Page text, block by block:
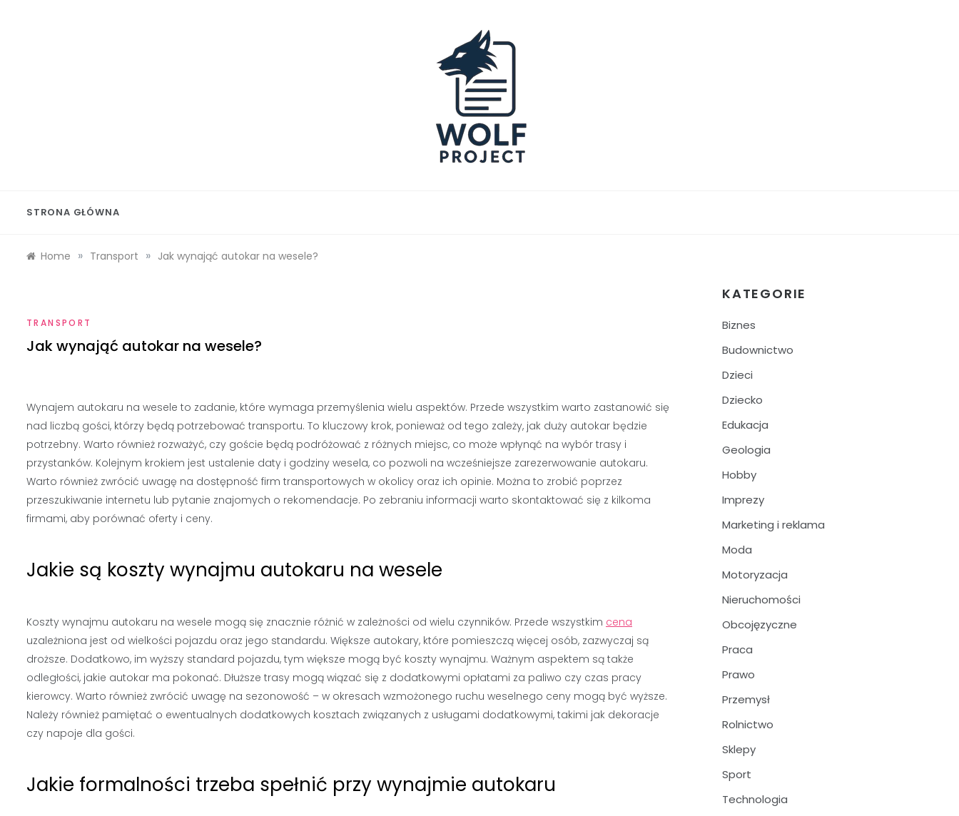
STRONA GŁÓWNA
Home » Transport » Jak wynająć autokar na wesele?
TRANSPORT
Jak wynająć autokar na wesele?
Wynajem autokaru na wesele to zadanie, które wymaga przemyślenia wielu aspektów. Przede wszystkim warto zastanowić się
nad liczbą gości, którzy będą potrzebować transportu. To kluczowy krok, ponieważ od tego zależy, jak duży autokar będzie
potrzebny. Warto również rozważyć, czy goście będą podróżować z różnych miejsc, co może wpłynąć na wybór trasy i
przystanków. Kolejnym krokiem jest ustalenie daty i godziny wesela, co pozwoli na wcześniejsze zarezerwowanie autokaru.
Warto również zwrócić uwagę na dostępność firm transportowych w okolicy oraz ich opinie. Można to zrobić poprzez
przeszukiwanie internetu lub pytanie znajomych o rekomendacje. Po zebraniu informacji warto skontaktować się z kilkoma
firmami, aby porównać oferty i ceny.
Jakie są koszty wynajmu autokaru na wesele
Koszty wynajmu autokaru na wesele mogą się znacznie różnić w zależności od wielu czynników. Przede wszystkim cena
uzależniona jest od wielkości pojazdu oraz jego standardu. Większe autokary, które pomieszczą więcej osób, zazwyczaj są
droższe. Dodatkowo, im wyższy standard pojazdu, tym większe mogą być koszty wynajmu. Ważnym aspektem są także
odległości, jakie autokar ma pokonać. Dłuższe trasy mogą wiązać się z dodatkowymi opłatami za paliwo czy czas pracy
kierowcy. Warto również zwrócić uwagę na sezonowość – w okresach wzmożonego ruchu weselnego ceny mogą być wyższe.
Należy również pamiętać o ewentualnych dodatkowych kosztach związanych z usługami dodatkowymi, takimi jak dekoracje
czy napoje dla gości.
Jakie formalności trzeba spełnić przy wynajmie autokaru
KATEGORIE
Biznes
Budownictwo
Dzieci
Dziecko
Edukacja
Geologia
Hobby
Imprezy
Marketing i reklama
Moda
Motoryzacja
Nieruchomości
Obcojęzyczne
Praca
Prawo
Przemysł
Rolnictwo
Sklepy
Sport
Technologia